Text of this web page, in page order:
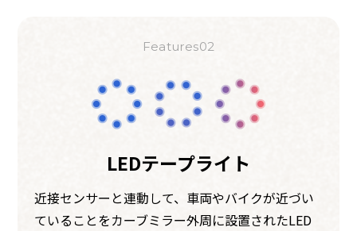
Features02
LEDテープライト
近接センサーと連動して、車両やバイクが近づい
ていることをカーブミラー外周に設置されたLED